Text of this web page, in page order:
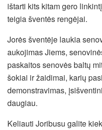
ištarti kits kitam gero
teigia šventės rengėjai.
Jorės šventėje laukia
aukojimas Jiems,
paskaitos senovės baltų
šokiai ir žaidimai, karių
demonstravimas,
daugiau.
Keliauti Joribusu galite